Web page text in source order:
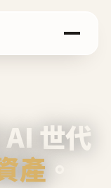
世代
產 。